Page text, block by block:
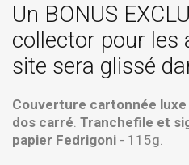
Un BONUS
collector pour les
site sera glissé
Couverture cartonnée
dos carré. Tranchefile et
papier Fedrigoni - 115g.